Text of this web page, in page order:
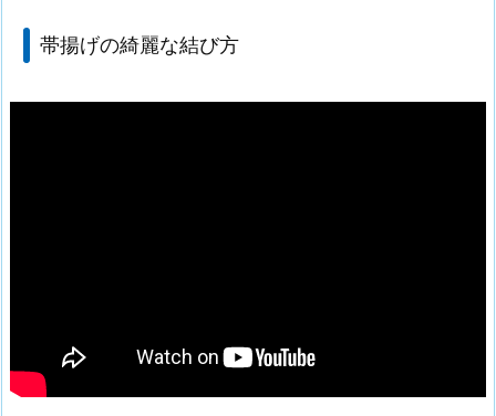
帯揚げの綺麗な結び方